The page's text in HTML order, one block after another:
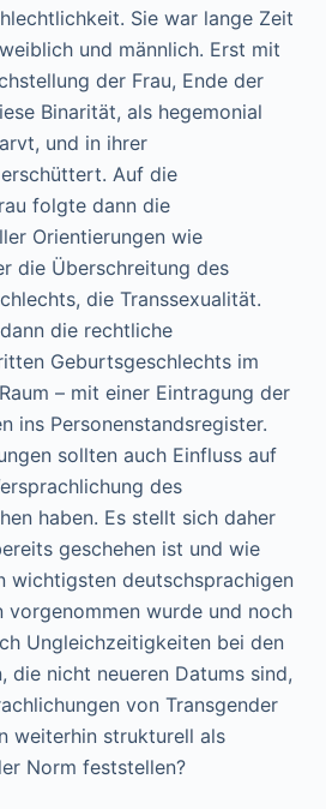
Sie war lange Zeit
und männlich. Erst mit
der Frau, Ende der
Binarität, als hegemonial
und in ihrer
Auf die
folgte dann die
Orientierungen wie
die Überschreitung des
die Transsexualität.
die rechtliche
Geburtsgeschlechts im
– mit einer Eintragung der
ins Personenstandsregister.
sollten auch Einfluss auf
des
haben. Es stellt sich daher
geschehen ist und wie
wichtigsten deutschsprachigen
vorgenommen wurde und noch
Ungleichzeitigkeiten bei den
die nicht neueren Datums sind,
von Transgender
weiterhin strukturell als
Norm feststellen?